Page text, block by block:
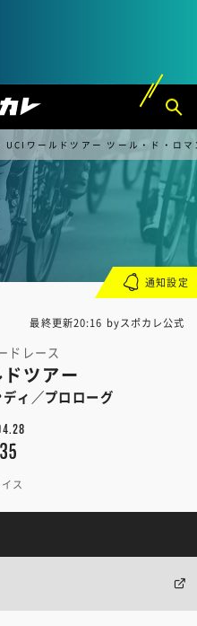
UCIワールドツアー ツール・ド・ロ
最終更新20:16 byスポカレ公式
ドレース
ツアー
ィ／プロローグ
ス
通知設定